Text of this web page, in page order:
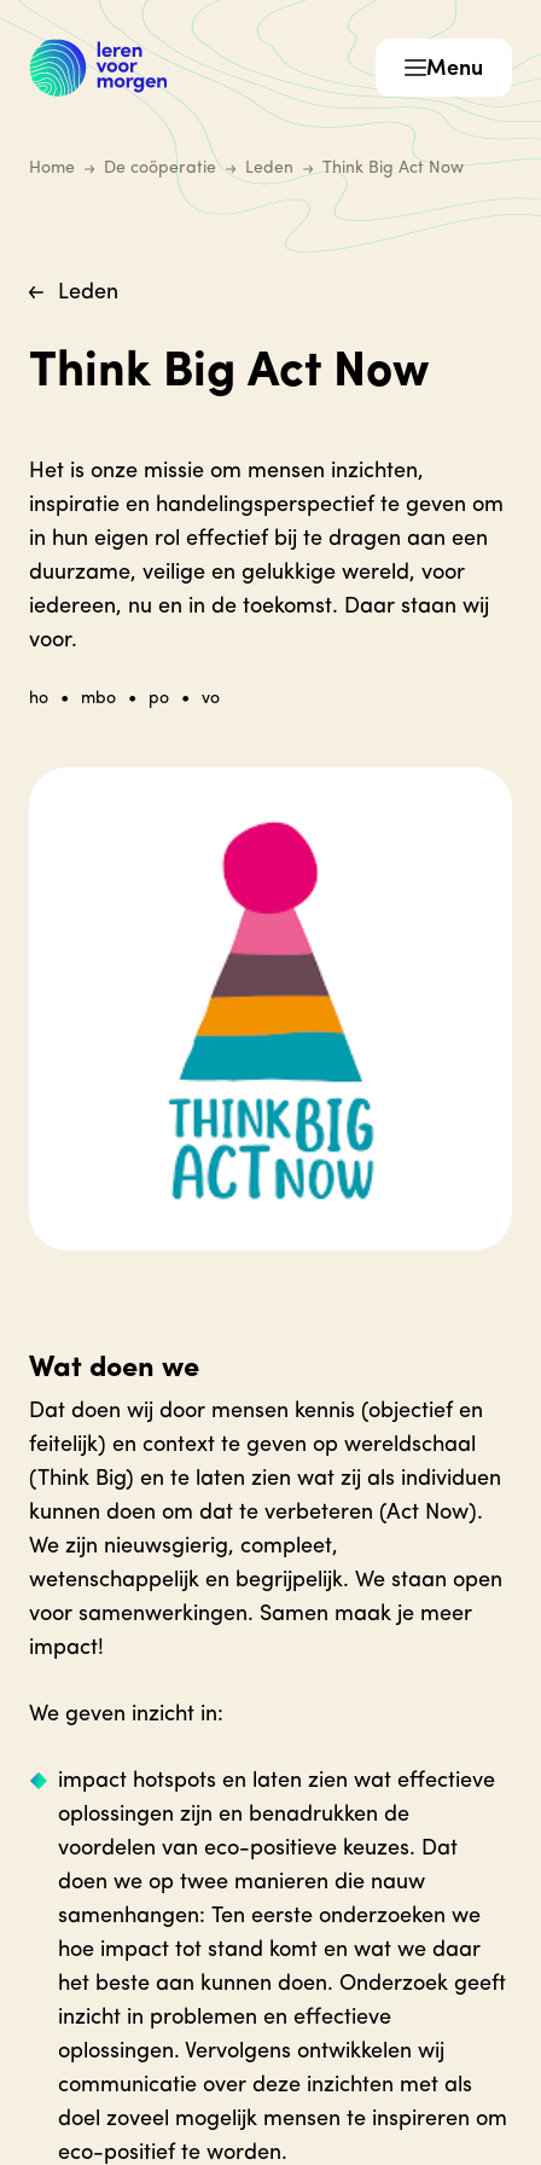
Menu
Home De coöperatie Leden Think Big Act Now
Leden
Think Big Act Now
Het is onze missie om mensen inzichten,
inspiratie en handelingsperspectief te geven om
in hun eigen rol effectief bij te dragen aan een
duurzame, veilige en gelukkige wereld, voor
iedereen, nu en in de toekomst. Daar staan wij
voor.
ho • mbo • po • vo
Wat doen we
Dat doen wij door mensen kennis (objectief en
feitelijk) en context te geven op wereldschaal
(Think Big) en te laten zien wat zij als individuen
kunnen doen om dat te verbeteren (Act Now).
We zijn nieuwsgierig, compleet,
wetenschappelijk en begrijpelijk. We staan open
voor samenwerkingen. Samen maak je meer
impact!
We geven inzicht in:
impact hotspots en laten zien wat effectieve
oplossingen zijn en benadrukken de
voordelen van eco-positieve keuzes. Dat
doen we op twee manieren die nauw
samenhangen: Ten eerste onderzoeken we
hoe impact tot stand komt en wat we daar
het beste aan kunnen doen. Onderzoek geeft
inzicht in problemen en effectieve
oplossingen. Vervolgens ontwikkelen wij
communicatie over deze inzichten met als
doel zoveel mogelijk mensen te inspireren om
eco-positief te worden.